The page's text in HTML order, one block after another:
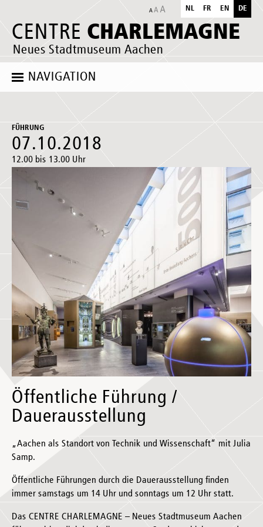
CENTRE CHARLEMAGNE
Neues Stadtmuseum Aachen
NL FR EN DE
NAVIGATION
FÜHRUNG
07.10.2018
12.00 bis 13.00 Uhr
Öffentliche Führung /
Dauerausstellung
„Aachen als Standort von Technik und Wissenschaft“ mit Julia
Samp.
Öffentliche Führungen durch die Dauerausstellung finden
immer samstags um 14 Uhr und sonntags um 12 Uhr statt.
Das CENTRE CHARLEMAGNE – Neues Stadtmuseum Aachen